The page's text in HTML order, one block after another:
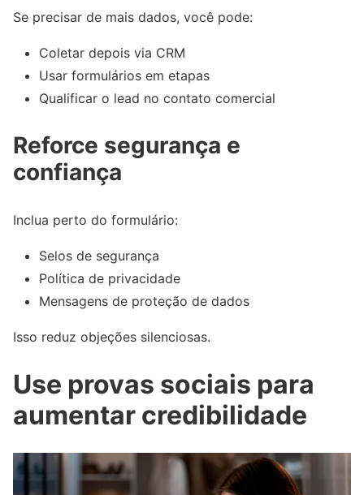
Se precisar de mais dados, você pode:
Coletar depois via CRM
Usar formulários em etapas
Qualificar o lead no contato comercial
Reforce segurança e
confiança
Inclua perto do formulário:
Selos de segurança
Política de privacidade
Mensagens de proteção de dados
Isso reduz objeções silenciosas.
Use provas sociais para
aumentar credibilidade